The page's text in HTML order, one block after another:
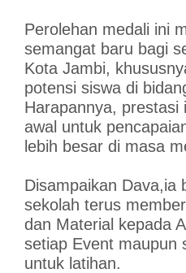
Perolehan medali ini
semangat baru bagi
Kota Jambi,
potensi siswa di
Harapannya, prestasi
awal untuk
lebih besar di masa
Disampaikan Dava,ia
sekolah terus
dan Material kepada
setiap Event maupun
untuk latihan.